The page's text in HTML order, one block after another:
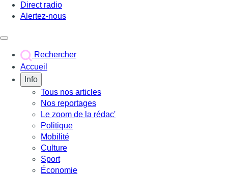
Direct radio
Alertez-nous
Rechercher
Accueil
Info
Tous nos articles
Nos reportages
Le zoom de la rédac'
Politique
Mobilité
Culture
Sport
Économie